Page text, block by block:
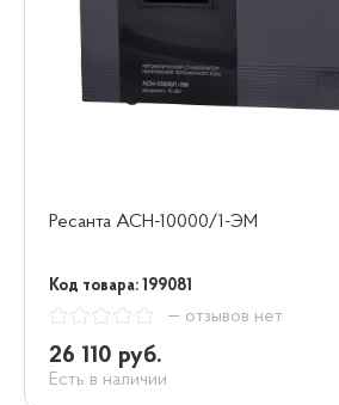
Ресанта АСН-10000/1-ЭМ
Код товара: 199081
— отзывов нет
26 110 руб.
Есть в наличии